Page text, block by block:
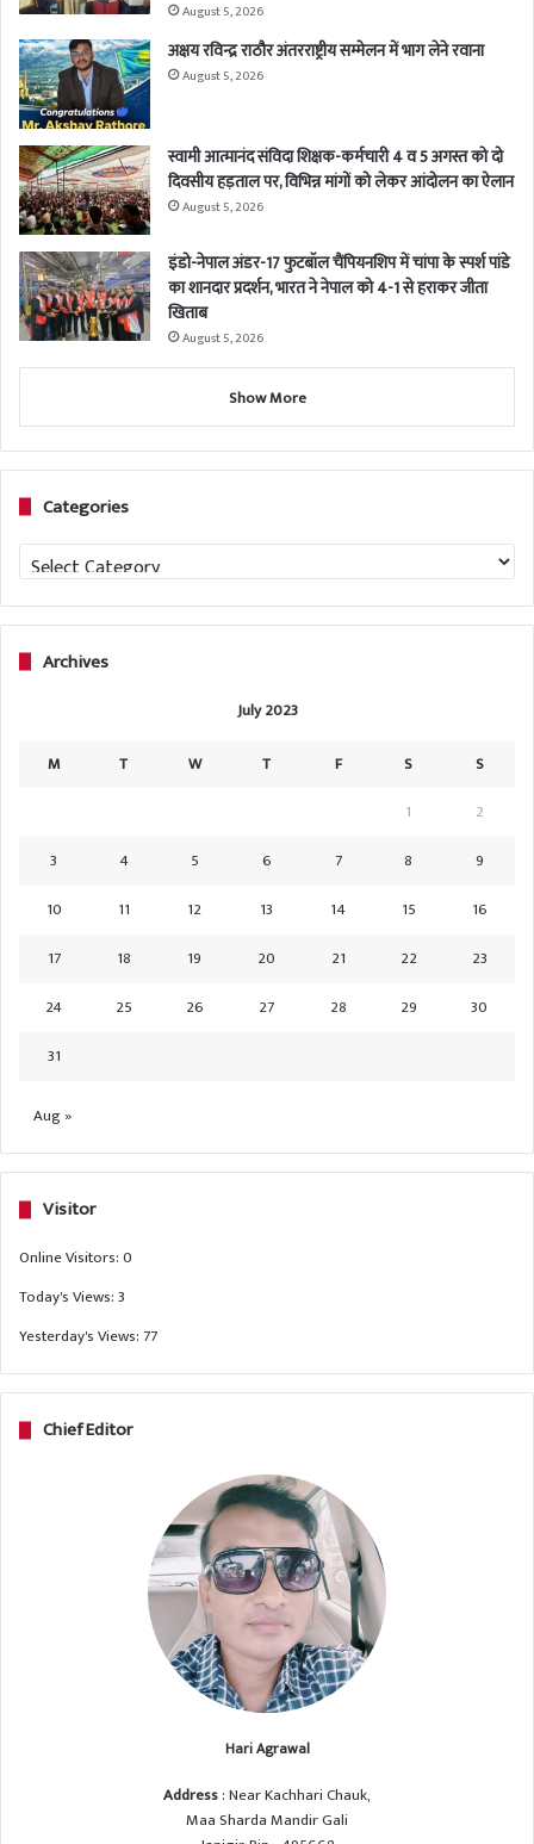
August 5, 2026
अक्षय रविन्द्र राठौर अंतरराष्ट्रीय सम्मेलन में भाग लेने रवाना
August 5, 2026
स्वामी आत्मानंद संविदा शिक्षक-कर्मचारी 4 व 5 अगस्त को दो
दिवसीय हड़ताल पर, विभिन्न मांगों को लेकर आंदोलन का ऐलान
August 5, 2026
इंडो-नेपाल अंडर-17 फुटबॉल चैंपियनशिप में चांपा के स्पर्श पांडे
का शानदार प्रदर्शन, भारत ने नेपाल को 4-1 से हराकर जीता
खिताब
August 5, 2026
Show More
Categories
Categories
Archives
July 2023
M T W T F S
S
1
2
3
4 5 6 7 8
9
10
11 12 13 14 15
16
17
18 19 20 21 22
23
24
25 26 27 28 29
30
31
Aug »
Visitor
Online Visitors:0
Today's Views:3
Yesterday's Views: 77
Chief Editor
Hari Agrawal
Address: Near Kachhari Chauk,
Maa Sharda Mandir Gali